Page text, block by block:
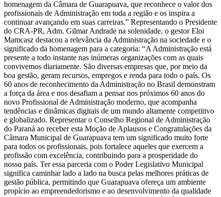
homenagem da Câmara de Guarapuava, que reconhece o valor dos
profissionais de Administração em toda a região e os inspira a
continuar avançando em suas carreiras.” Representando o Presidente
do CRA-PR, Adm. Gilmar Andrade na solenidade, o gestor Eloi
Mamcasz destacou a relevância da Administração na sociedade e o
significado da homenagem para a categoria: “A Administração está
presente a todo instante nas inúmeras organizações com as quais
convivemos diariamente. São diversas empresas que, por meio da
boa gestão, geram recursos, empregos e renda para todo o país. Os
60 anos de reconhecimento da Administração no Brasil demonstram
a força da área e nos desafiam a pensar nos próximos 60 anos do
novo Profissional de Administração moderno, que acompanha
tendências e dinâmicas digitais de um mundo altamente competitivo
e globalizado. Representar o Conselho Regional de Administração
do Paraná ao receber esta Moção de Aplausos e Congratulações da
Câmara Municipal de Guarapuava tem um significado muito forte
para todos os profissionais, pois fortalece aqueles que exercem a
profissão com excelência, contribuindo para a prosperidade do
nosso país. Ter essa parceria com o Poder Legislativo Municipal
significa caminhar lado a lado na busca pelas melhores práticas de
gestão pública, permitindo que Guarapuava ofereça um ambiente
propício ao empreendedorismo e ao desenvolvimento da qualidade